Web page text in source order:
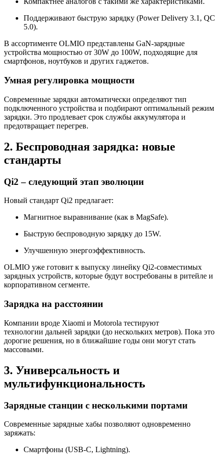
Поддерживают быструю зарядку (Power Delivery 3.1, QC
5.0).
В ассортименте OLMIO представлены GaN-зарядные
устройства мощностью от 30W до 100W, подходящие для
смартфонов, ноутбуков и других гаджетов.
Умная регулировка мощности
Современные зарядки автоматически определяют тип
подключенного устройства и подбирают оптимальный режим
зарядки. Это продлевает срок службы аккумулятора и
предотвращает перегрев.
2. Беспроводная зарядка: новые
стандарты
Qi2 – следующий этап эволюции
Новый стандарт Qi2 предлагает:
Магнитное выравнивание (как в MagSafe).
Быструю беспроводную зарядку до 15W.
Улучшенную энергоэффективность.
OLMIO уже готовит к выпуску линейку Qi2-совместимых
зарядных устройств, которые будут востребованы в ритейле и
корпоративном сегменте.
Зарядка на расстоянии
Компании вроде Xiaomi и Motorola тестируют
технологии дальней зарядки (до нескольких метров). Пока это
дорогие решения, но в ближайшие годы они могут стать
массовыми.
3. Универсальность и
мультифункциональность
Зарядные станции с несколькими портами
Современные зарядные хабы позволяют одновременно
заряжать:
Смартфоны (USB-C, Lightning).